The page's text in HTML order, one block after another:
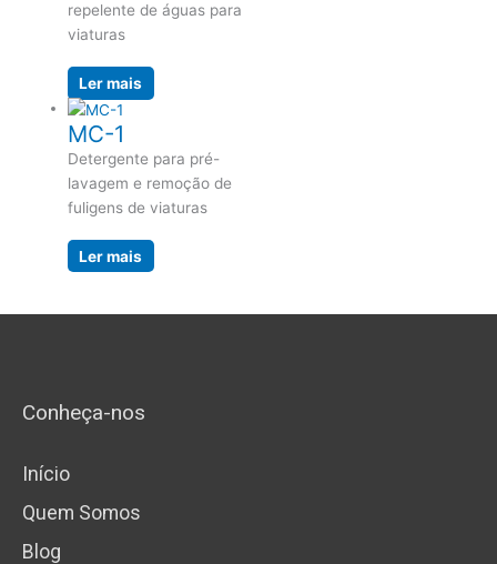
repelente de águas para
viaturas
Ler mais
MC-1
Detergente para pré-
lavagem e remoção de
fuligens de viaturas
Ler mais
Conheça-nos
Início
Quem Somos
Blog